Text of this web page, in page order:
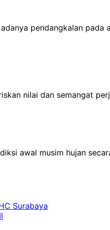
pendangkalan
nilai dan semangat
awal musim hujan
Surabaya